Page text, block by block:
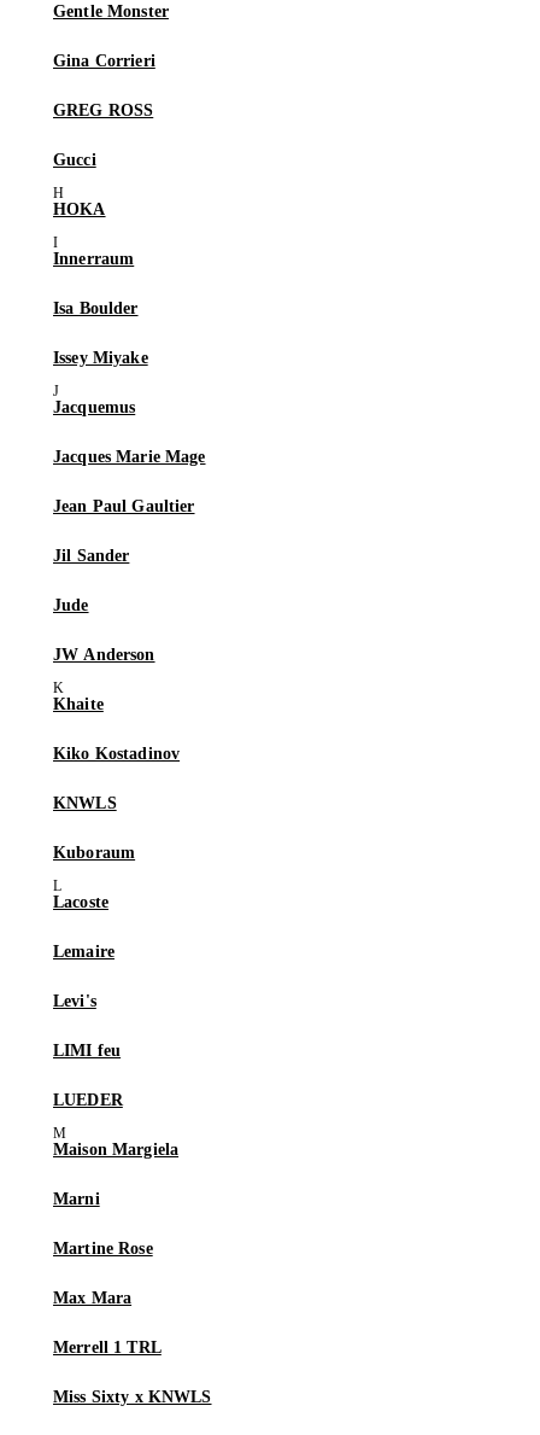
Gentle Monster
Gina Corrieri
GREG ROSS
Gucci
HOKA
Innerraum
Isa Boulder
Issey Miyake
Jacquemus
Jacques Marie Mage
Jean Paul Gaultier
Jil Sander
Jude
JW Anderson
Khaite
Kiko Kostadinov
KNWLS
Kuboraum
Lacoste
Lemaire
Levi's
LIMI feu
LUEDER
Maison Margiela
Marni
Martine Rose
Max Mara
Merrell 1 TRL
Miss Sixty x KNWLS